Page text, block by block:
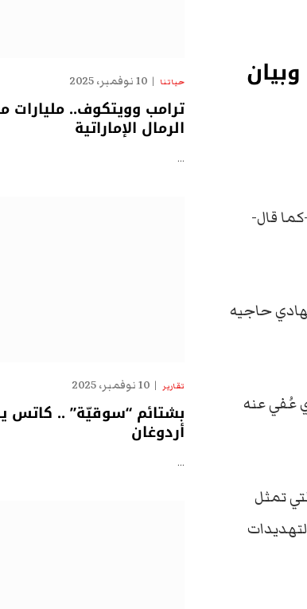
قال-
حاجيه
عُفي عنه
تمثل
حياتنا 10 نوفمبر، 2025
ترامب وويتكوف..
الرمال الإماراتية
…
تقارير 10 نوفمبر، 2025
بشتائم “سوقيّة” .. كاتس
أردوغان
…